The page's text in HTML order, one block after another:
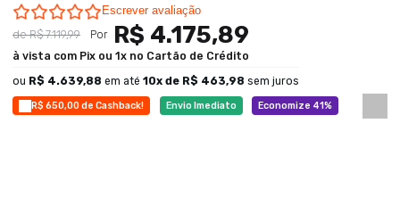
R$ 650,00 de Cashback! Envio Imediato Economize 41%
0.0 star rating
Escrever avaliação
deR$ 7.119,99 Por R$ 4.175,89
à vista com Pix ou 1x no Cartão de Crédito
ou R$ 4.639,88 em até 10x de R$ 463,98 sem juros